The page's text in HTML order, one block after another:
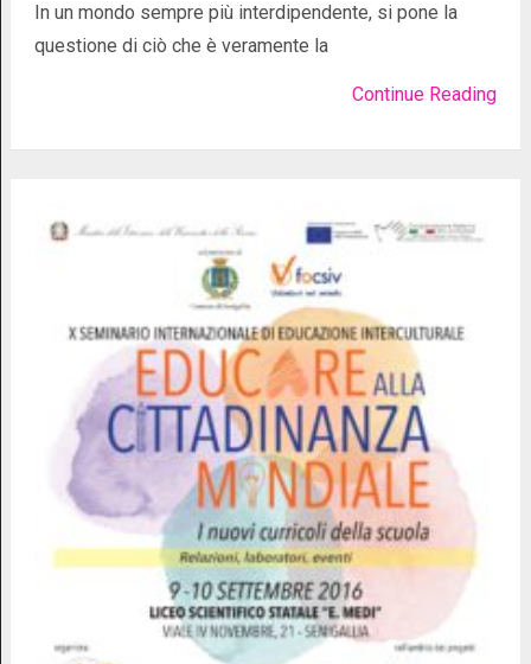
In un mondo sempre più interdipendente, si pone la
questione di ciò che è veramente la
Continue Reading